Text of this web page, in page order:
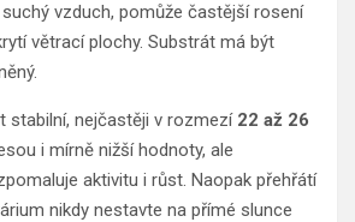
vzduch, pomůže častější rosení
větrací plochy. Substrát má být
stabilní, nejčastěji v rozmezí 22 až 26
i mírně nižší hodnoty, ale
aktivitu i růst. Naopak přehřátí
nikdy nestavte na přímé slunce